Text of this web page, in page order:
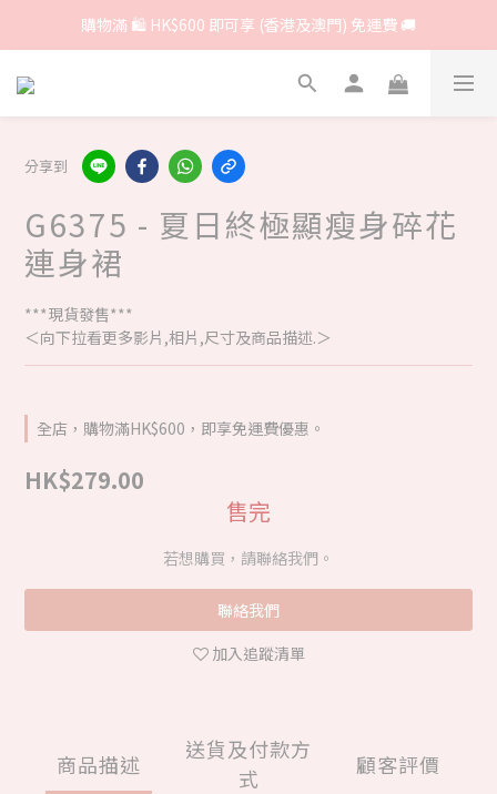
購物滿 🛍 HK$600 即可享 (香港及澳門) 免運費 🚚
分享到
G6375 - 夏日終極顯瘦身碎花
連身裙
***現貨發售***
＜向下拉看更多影片,相片,尺寸及商品描述.＞
全店，購物滿HK$600，即享免運費優惠。
HK$279.00
售完
若想購買，請聯絡我們。
聯絡我們
加入追蹤清單
商品描述
送貨及付款方
式
顧客評價